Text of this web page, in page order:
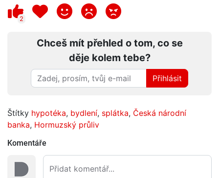
2
Chceš mít přehled o tom, co se
děje kolem tebe?
Přihlásit
Štítky hypotéka, bydlení, splátka, Česká národní
banka, Hormuzský průliv
Komentáře